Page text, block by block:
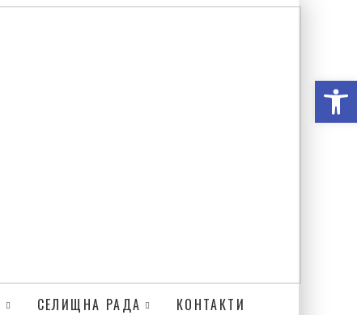
СЕЛИЩНА РАДА КОНТАКТИ